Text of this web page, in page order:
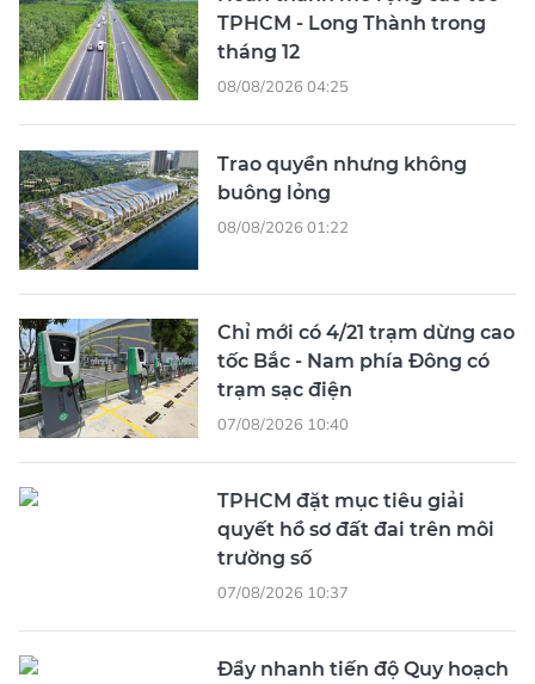
TPHCM - Long Thành trong
tháng 12
08/08/2026 04:25
Trao quyền nhưng không
buông lỏng
08/08/2026 01:22
Chỉ mới có 4/21 trạm dừng cao
tốc Bắc - Nam phía Đông có
trạm sạc điện
07/08/2026 10:40
TPHCM đặt mục tiêu giải
quyết hồ sơ đất đai trên môi
trường số
07/08/2026 10:37
Đẩy nhanh tiến độ Quy hoạch